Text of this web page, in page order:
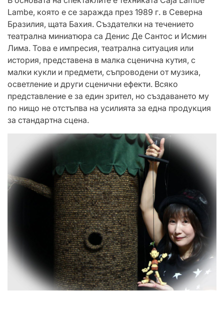
Lambe, която е се заражда през 1989 г. в Северна
Бразилия, щата Бахия. Създателки на течението
театрална миниатюра са Денис Де Сантос и Исмин
Лима. Това е импресия, театрална ситуация или
история, представена в малка сценична кутия, с
малки кукли и предмети, съпроводени от музика,
осветление и други сценични ефекти. Всяко
представление е за един зрител, но създаването му
по нищо не отстъпва на усилията за една продукция
за стандартна сцена.